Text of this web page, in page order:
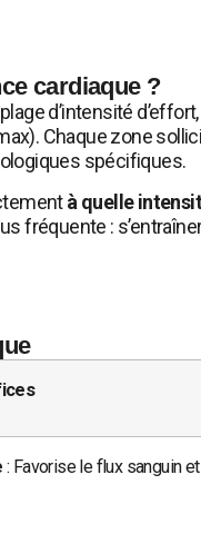
cardiaque ?
d’intensité
Chaque zone
spécifiques.
à quelle
fréquente :
: Favorise le flux sanguin